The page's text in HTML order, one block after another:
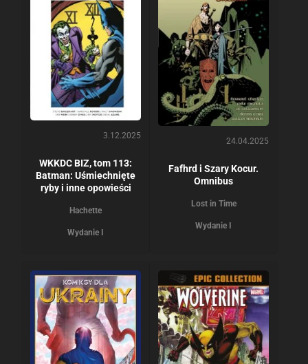
3.12.2025
WKKDC BIZ, tom 113:
Batman: Uśmiechnięte
ryby i inne opowieści
Hachette
Wydanie I
24.04.2025
Fafhrd i Szary Kocur.
Omnibus
Lost in Time
Wydanie I